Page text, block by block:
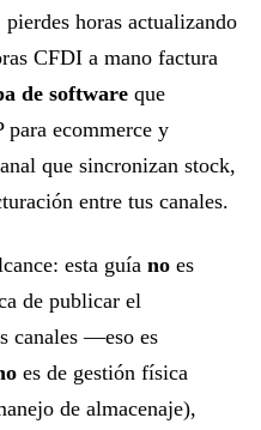
horas actualizando
CFDI a mano factura
de software que
para ecommerce y
que sincronizan stock,
entre tus canales.
esta guía no es
de publicar el
canales —eso es
es de gestión física
de almacenaje),